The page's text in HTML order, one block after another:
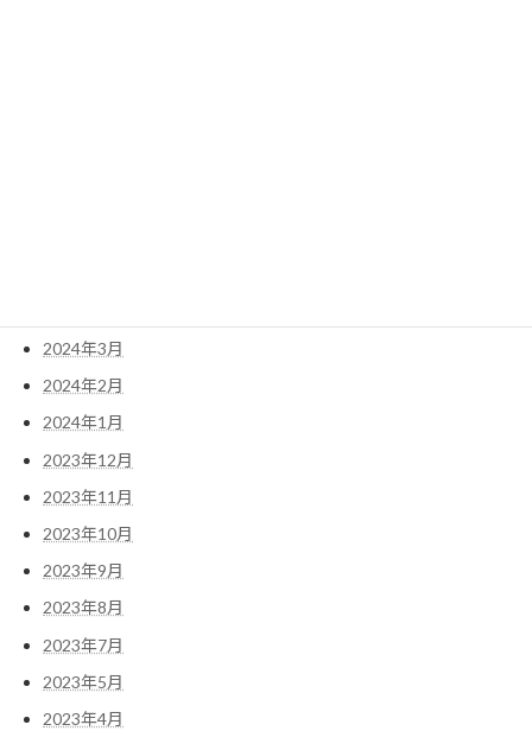
2024年3月
2024年2月
2024年1月
2023年12月
2023年11月
2023年10月
2023年9月
2023年8月
2023年7月
2023年5月
2023年4月